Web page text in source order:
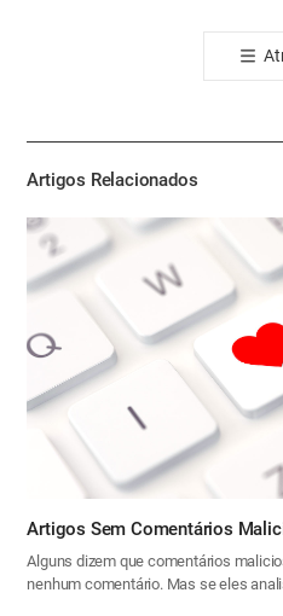
Artigos Relacionados
Artigos Sem Comentários
Alguns dizem que comentários
nenhum comentário. Mas se eles